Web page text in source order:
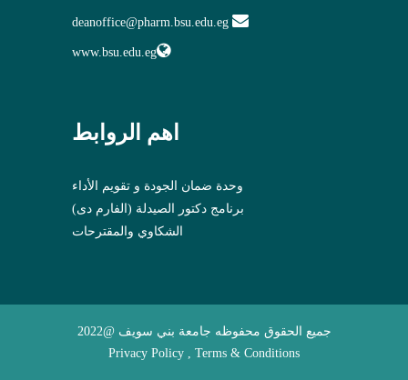
www.bsu.edu.eg
اهم الروابط
وحدة ضمان الجودة و تقويم الأداء
برنامج دكتور الصيدلة (الفارم دى)
الشكاوي والمقترحات
جميع الحقوق محفوظه جامعة بني سويف @2022
Privacy Policy , Terms & Conditions